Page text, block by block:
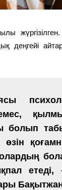
жүргізілген.
деңгейі
болып